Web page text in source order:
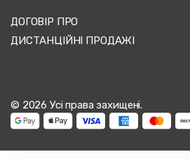
ДОГОВІР ПРО
ДИСТАНЦІЙНІ ПРОДАЖІ
© 2026 Усі права захищені.